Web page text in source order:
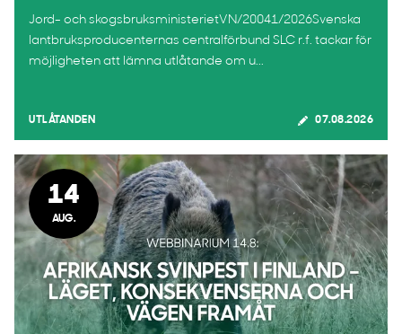
Jord- och skogsbruksministerietVN/20041/2026Svenska
lantbruksproducenternas centralförbund SLC r.f. tackar för
möjligheten att lämna utlåtande om u...
UTLÅTANDEN 07.08.2026
14
AUG.